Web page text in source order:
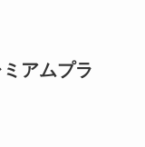
アムプラ